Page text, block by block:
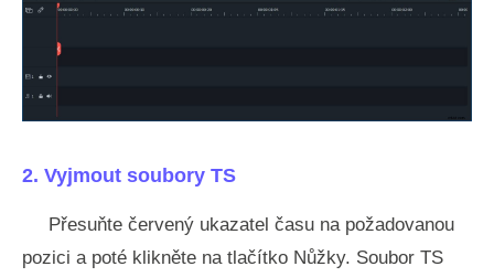
2. Vyjmout soubory TS
Přesuňte červený ukazatel času na požadovanou
pozici a poté klikněte na tlačítko Nůžky. Soubor TS